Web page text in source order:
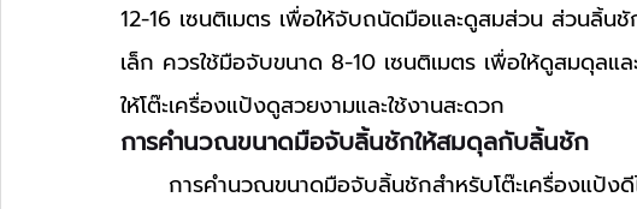
12-16 เซนติเมตร เพื่อให้จับถนัดมือและดูสมส่วน ส่วนลิ้น
เล็ก ควรใช้มือจับขนาด 8-10 เซนติเมตร เพื่อให้ดูสมดุลแล
ให้โต๊ะเครื่องแป้งดูสวยงามและใช้งานสะดวก
การคำนวณขนาดมือจับลิ้นชักให้สมดุลกับลิ้นชัก